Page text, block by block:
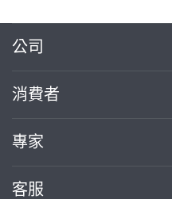
公司
消費者
專家
客服